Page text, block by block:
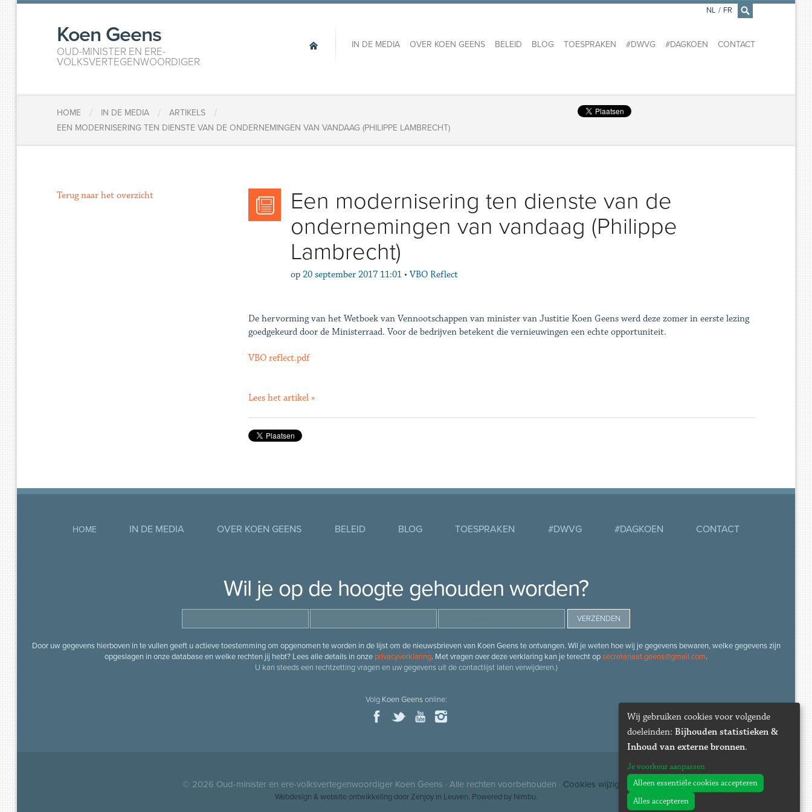
×
Koen Geens
OUD-MINISTER EN ERE-
VOLKSVERTEGENWOORDIGER
IN DE MEDIA OVER KOEN GEENS BELEID BLOG TOESPRAKEN #DWVG #DAGKOEN CONTACT
NL / FR
HOME / IN DE MEDIA / ARTIKELS /
EEN MODERNISERING TEN DIENSTE VAN DE ONDERNEMINGEN VAN VANDAAG (PHILIPPE LAMBRECHT)
Een modernisering ten dienste van de
ondernemingen van vandaag (Philippe
Lambrecht)
op 20 september 2017 11:01 • VBO Reflect
De hervorming van het Wetboek van Vennootschappen van minister van Justitie Koen Geens werd deze zomer in eerste lezing
goedgekeurd door de Ministerraad. Voor de bedrijven betekent die vernieuwingen een echte opportuniteit.
VBO reflect.pdf
Lees het artikel »
Terug naar het overzicht
HOME IN DE MEDIA OVER KOEN GEENS BELEID BLOG TOESPRAKEN #DWVG #DAGKOEN CONTACT
Wil je op de hoogte gehouden worden?
Door uw gegevens hierboven in te vullen geeft u actieve toestemming om opgenomen te worden in de lijst om de nieuwsbrieven van Koen Geens te ontvangen. Wil je weten hoe wij je gegevens bewaren, welke gegevens zijn
opgeslagen in onze database en welke rechten jij hebt? Lees alle details in onze privacyverklaring. Met vragen over deze verklaring kan je terecht opsecretariaat.geens@gmail.com.
U kan steeds een rechtzetting vragen en uw gegevens uit de contactlijst laten verwijderen.)
Volg Koen Geensonline:
© 2026 Oud-minister en ere-volksvertegenwoordiger Koen Geens · Alle rechten voorbehouden · Cookies wijzigen
Webdesign &website ontwikkelingdoor Zenjoy in Leuven. Powered by Nimbu.
Wij gebruiken cookies voor volgende
doeleinden: Bijhouden statistieken &
Inhoud van externe bronnen.
Je voorkeur aanpassen
Alleen essentiële cookies accepteren
Alles accepteren